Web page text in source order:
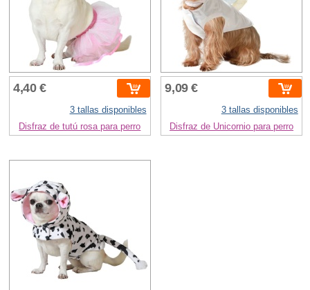
4,40 €
3 tallas disponibles
Disfraz de tutú rosa para perro
9,09 €
3 tallas disponibles
Disfraz de Unicornio para perro